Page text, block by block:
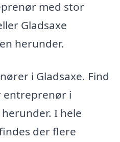
med stor
Gladsaxe
herunder.
i Gladsaxe. Find
entreprenør i
I hele
der flere